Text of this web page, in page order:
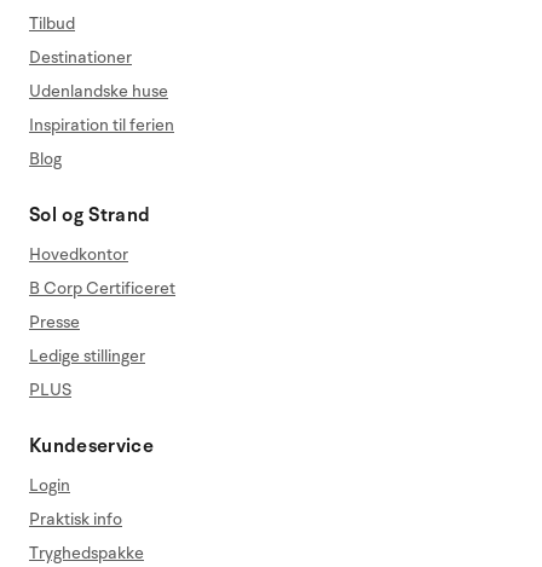
Tilbud
Destinationer
Udenlandske huse
Inspiration til ferien
Blog
Sol og Strand
Hovedkontor
B Corp Certificeret
Presse
Ledige stillinger
PLUS
Kundeservice
Login
Praktisk info
Tryghedspakke